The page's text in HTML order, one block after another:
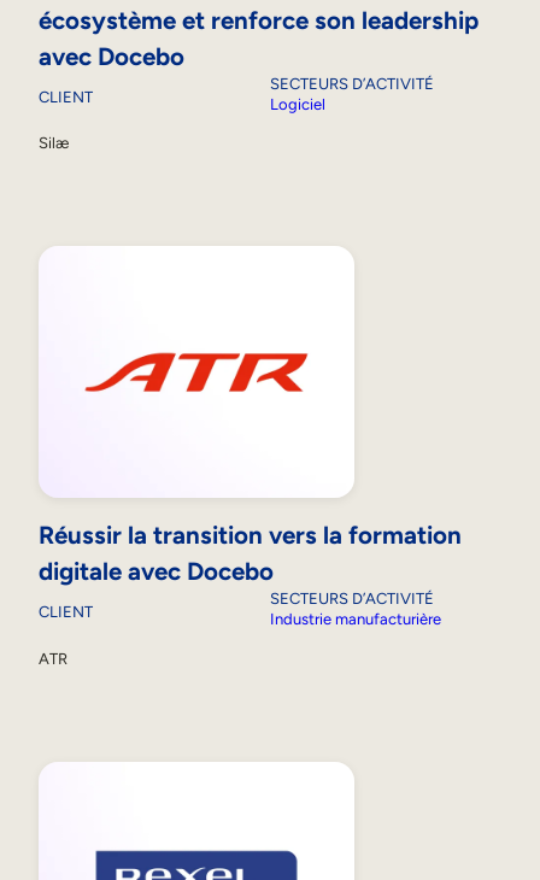
écosystème et renforce son leadership
avec Docebo
CLIENT
Silæ
SECTEURS D’ACTIVITÉ
Logiciel
Réussir la transition vers la formation
digitale avec Docebo
CLIENT
ATR
SECTEURS D’ACTIVITÉ
Industrie manufacturière